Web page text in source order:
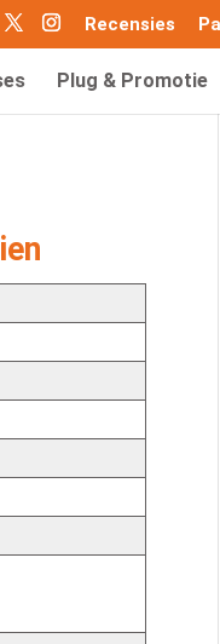
Recensies
Plug & Promotie